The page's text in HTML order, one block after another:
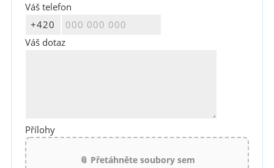
Váš telefon
Váš dotaz
Přílohy
📎 Přetáhněte soubory sem